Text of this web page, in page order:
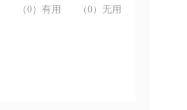
（0）有用 （0）无用